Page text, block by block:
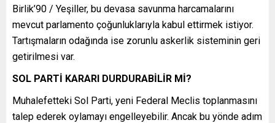
Birlik’90 / Yeşiller, bu devasa savunma harcamalarını
mevcut parlamento çoğunluklarıyla kabul ettirmek istiyor.
Tartışmaların odağında ise zorunlu askerlik sisteminin geri
getirilmesi var.
SOL PARTİ KARARI DURDURABİLİR Mİ?
Muhalefetteki Sol Parti, yeni Federal Meclis toplanmasını
talep ederek oylamayı engelleyebilir. Ancak bu yönde adım